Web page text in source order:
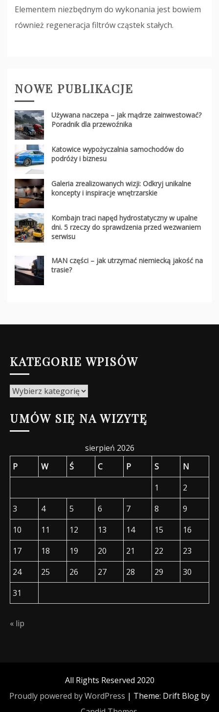
Elementem niezbędnym do wykonania jest bowiem
również regeneracja filtrów cząstek stałych.
NOWE PUBLIKACJE
Używana naczepa – jak mądrze zainwestować?
Poradnik dla przewoźnika
Katowice wypożyczalnia samochodów do
podróży i biznesu
Galeria zrealizowanych wizji: Odkryj unikalne
koncepty i inspiracje wnętrzarskie
Kombajn traci napęd hydrostatyczny w upalne
dni. 5 rzeczy do sprawdzenia przed wezwaniem
serwisu
MAN części – jak utrzymać niemiecką jakość na
trasie?
KATEGORIE WPISÓW
Kategorie
UMÓW SIĘ NA WIZYTĘ
sierpień 2026
P
W Ś C P S
N
1
2
3
4 5 6 7 8
9
10
11 12 13 14 15
16
17
18 19 20 21 22
23
24
25 26 27 28 29
30
31
« lip
All Rights Reserved 2020
Proudly powered by WordPress | Theme: Drift Blog by